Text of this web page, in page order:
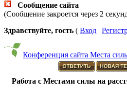
Сообщение сайта
(Сообщение закроется через 2
Здравствуйте, гость ( Вход |
Конференция сайта Места
Работа с Местами силы на